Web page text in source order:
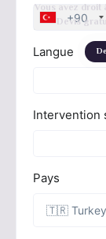
Vous avez
Devis